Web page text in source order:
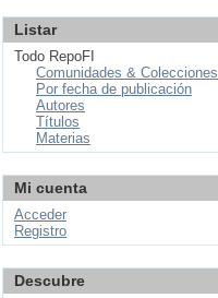
Listar
Todo RepoFI
Comunidades & Colecciones
Por fecha de publicación
Autores
Títulos
Materias
Mi cuenta
Acceder
Registro
Descubre